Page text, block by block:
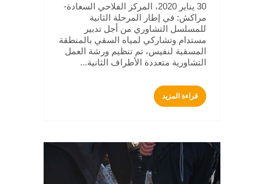
30 يناير 2020، المركز الفلاحي السعادة-
مراكش: في إطار المرحلة الثانية
للمسلسل التشاوري من أجل تدبير
مستدام وتشاركي لمياه السقي بالمنطقة
المسقية لنفيس، تم تنظيم ورشة العمل
التشاورية متعددة الأطراف الثانية...
قراءة المزيد